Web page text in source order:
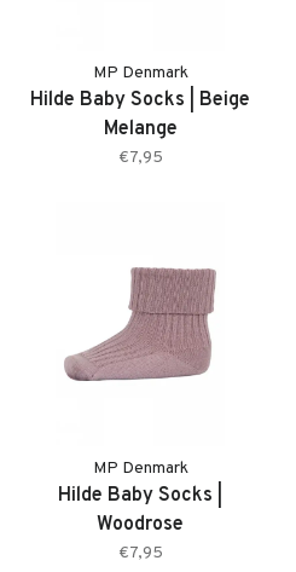
MP Denmark
Hilde Baby Socks | Beige
Melange
€7,95
MP Denmark
Hilde Baby Socks |
Woodrose
€7,95